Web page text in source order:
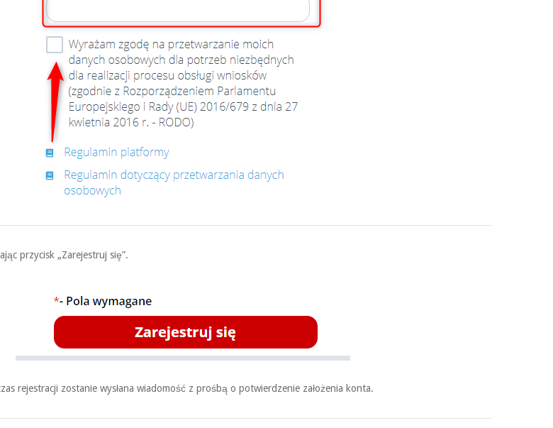
przycisk „Zarejestruj się”.
rejestracji zostanie wysłana wiadomość z prośbą o potwierdzenie założenia konta.